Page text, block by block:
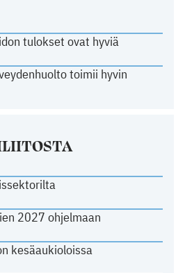
tulokset ovat hyviä
toimii hyvin
2027 ohjelmaan
kesäaukioloissa